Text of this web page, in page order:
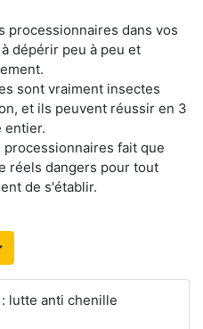
processionnaires dans vos
dépérir peu à peu et
sont vraiment insectes
et ils peuvent réussir en 3
entier.
fait que
réels dangers pour tout
de s'établir.
lutte anti chenille